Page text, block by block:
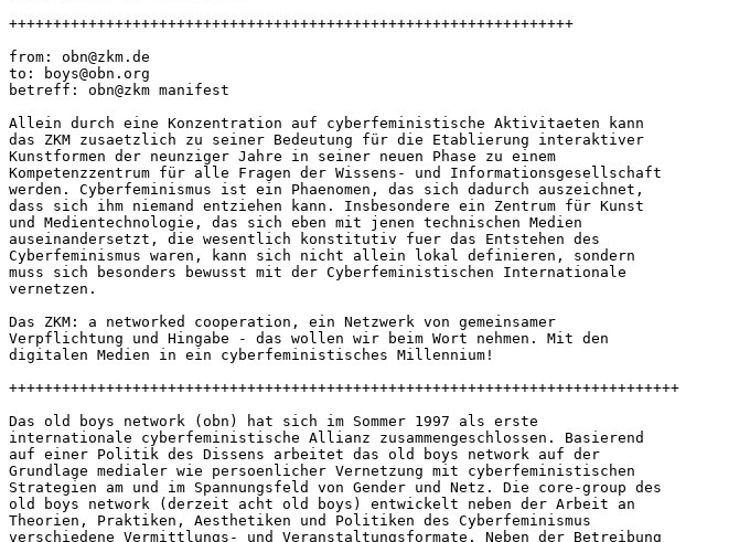
++++++++++++++++++++++++++++++++++++++++++++++++++++++++++++++++
from: obn@zkm.de
to: boys@obn.org
betreff: obn@zkm manifest
Allein durch eine Konzentration auf cyberfeministische Aktivitaeten kann
das ZKM zusaetzlich zu seiner Bedeutung für die Etablierung interaktiver
Kunstformen der neunziger Jahre in seiner neuen Phase zu einem
Kompetenzzentrum für alle Fragen der Wissens- und Informationsgesellschaft
werden. Cyberfeminismus ist ein Phaenomen, das sich dadurch auszeichnet,
dass sich ihm niemand entziehen kann. Insbesondere ein Zentrum für Kunst
und Medientechnologie, das sich eben mit jenen technischen Medien
auseinandersetzt, die wesentlich konstitutiv fuer das Entstehen des
Cyberfeminismus waren, kann sich nicht allein lokal definieren, sondern
muss sich besonders bewusst mit der Cyberfeministischen Internationale
vernetzen.
Das ZKM: a networked cooperation, ein Netzwerk von gemeinsamer
Verpflichtung und Hingabe - das wollen wir beim Wort nehmen. Mit den
digitalen Medien in ein cyberfeministisches Millennium!
++++++++++++++++++++++++++++++++++++++++++++++++++++++++++++++++++++++++++++
Das old boys network (obn) hat sich im Sommer 1997 als erste
internationale cyberfeministische Allianz zusammengeschlossen. Basierend
auf einer Politik des Dissens arbeitet das old boys network auf der
Grundlage medialer wie persoenlicher Vernetzung mit cyberfeministischen
Strategien am und im Spannungsfeld von Gender und Netz. Die core-group des
old boys network (derzeit acht old boys) entwickelt neben der Arbeit an
Theorien, Praktiken, Aesthetiken und Politiken des Cyberfeminismus
verschiedene Vermittlungs- und Veranstaltungsformate. Neben der Betreibung